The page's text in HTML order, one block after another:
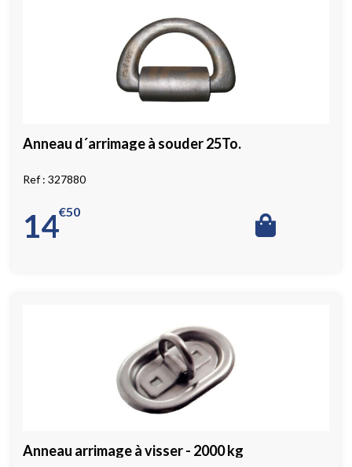
Anneau d´arrimage à souder 25To.
327880
14 50
€
Anneau arrimage à visser - 2000 kg